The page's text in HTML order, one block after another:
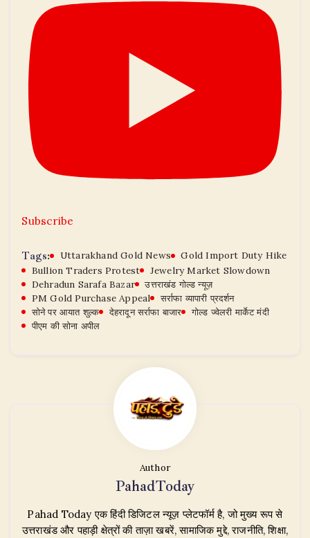
Subscribe
Tags: Uttarakhand Gold News
Gold Import Duty Hike
Bullion Traders Protest
Jewelry Market Slowdown
Dehradun Sarafa Bazar
उत्तराखंड गोल्ड न्यूज़
PM Gold Purchase Appeal
सर्राफा व्यापारी प्रदर्शन
सोने पर आयात शुल्क
देहरादून सर्राफा बाजार
गोल्ड ज्वेलरी मार्केट मंदी
पीएम की सोना अपील
Author
PahadToday
Pahad Today एक हिंदी डिजिटल न्यूज़ प्लेटफॉर्म है, जो मुख्य रूप से
उत्तराखंड और पहाड़ी क्षेत्रों की ताज़ा खबरें, सामाजिक मुद्दे, राजनीति, शिक्षा,